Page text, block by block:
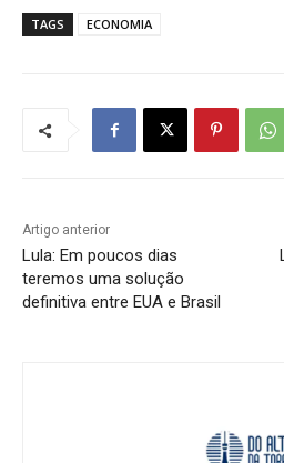
TAGS ECONOMIA
Artigo anterior
Lula: Em poucos dias
teremos uma solução
definitiva entre EUA e Brasil